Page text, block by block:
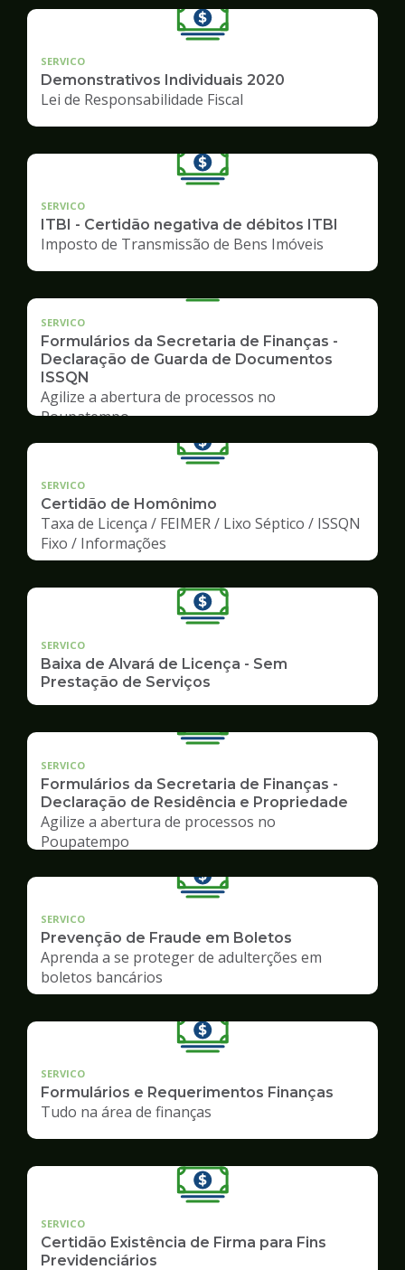
SERVICO
Demonstrativos Individuais 2020
Lei de Responsabilidade Fiscal
SERVICO
ITBI - Certidão negativa de débitos ITBI
Imposto de Transmissão de Bens Imóveis
SERVICO
Formulários da Secretaria de Finanças -
Declaração de Guarda de Documentos
ISSQN
Agilize a abertura de processos no
Poupatempo
SERVICO
Certidão de Homônimo
Taxa de Licença / FEIMER / Lixo Séptico / ISSQN
Fixo / Informações
SERVICO
Baixa de Alvará de Licença - Sem
Prestação de Serviços
SERVICO
Formulários da Secretaria de Finanças -
Declaração de Residência e Propriedade
Agilize a abertura de processos no
Poupatempo
SERVICO
Prevenção de Fraude em Boletos
Aprenda a se proteger de adulterções em
boletos bancários
SERVICO
Formulários e Requerimentos Finanças
Tudo na área de finanças
SERVICO
Certidão Existência de Firma para Fins
Previdenciários